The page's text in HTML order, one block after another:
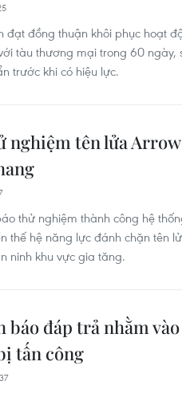
đạt đồng thuận khôi phục hoạt
tàu thương mại trong 60
trước khi có hiệu lực.
nghiệm tên lửa
thử nghiệm thành công hệ
thế hệ năng lực đánh chặn tên
ninh khu vực gia tăng.
báo đáp trả nhằm
tấn công